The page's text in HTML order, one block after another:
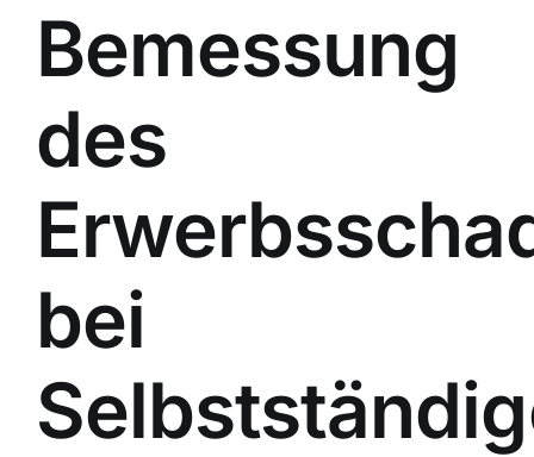
Bemessung
des
bei